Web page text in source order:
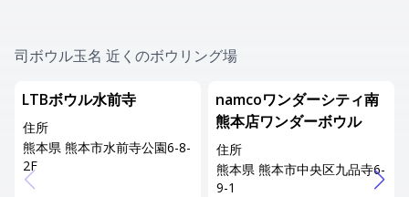
司ボウル玉名 近くのボウリング場
LTBボウル水前寺
住所
熊本県 熊本市水前寺公園6-8-
2F
namcoワンダーシティ南
熊本店ワンダーボウル
住所
熊本県 熊本市中央区九品寺6-
9-1